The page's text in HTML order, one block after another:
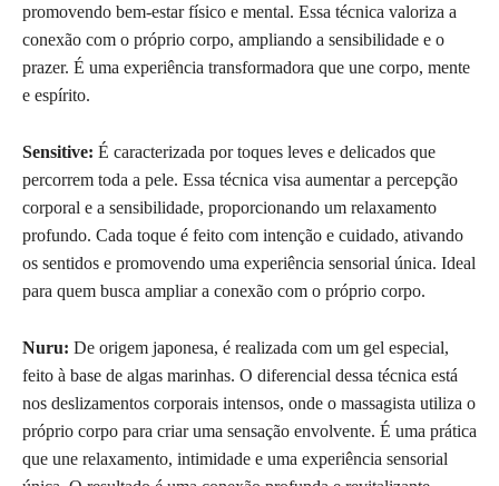
promovendo bem-estar físico e mental. Essa técnica valoriza a
conexão com o próprio corpo, ampliando a sensibilidade e o
prazer. É uma experiência transformadora que une corpo, mente
e espírito.
Sensitive: É caracterizada por toques leves e delicados que
percorrem toda a pele. Essa técnica visa aumentar a percepção
corporal e a sensibilidade, proporcionando um relaxamento
profundo. Cada toque é feito com intenção e cuidado, ativando
os sentidos e promovendo uma experiência sensorial única. Ideal
para quem busca ampliar a conexão com o próprio corpo.
Nuru: De origem japonesa, é realizada com um gel especial,
feito à base de algas marinhas. O diferencial dessa técnica está
nos deslizamentos corporais intensos, onde o massagista utiliza o
próprio corpo para criar uma sensação envolvente. É uma prática
que une relaxamento, intimidade e uma experiência sensorial